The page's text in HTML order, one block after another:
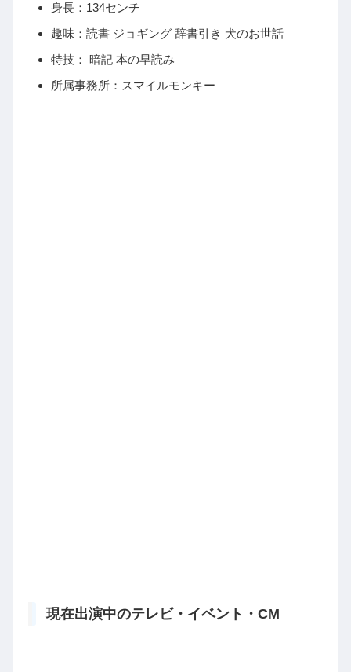
身長：134センチ
趣味：読書 ジョギング 辞書引き 犬のお世話
特技： 暗記 本の早読み
所属事務所：スマイルモンキー
現在出演中のテレビ・イベント・CM